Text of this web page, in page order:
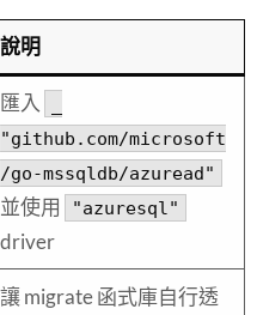
說明
匯入
"github.com/microsoft
/go-mssqldb/azuread"
並使用 "azuresql"
driver
讓 migrate 函式庫自行透